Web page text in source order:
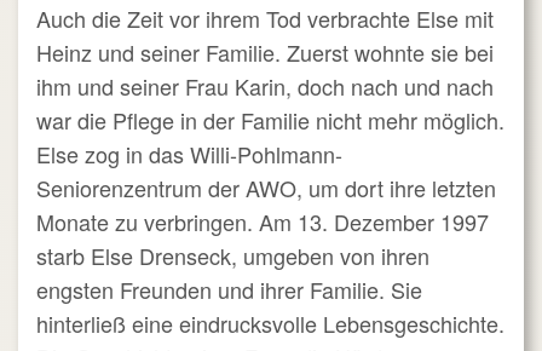
Auch die Zeit vor ihrem Tod verbrachte Else mit
Heinz und seiner Familie. Zuerst wohnte sie bei
ihm und seiner Frau Karin, doch nach und nach
war die Pflege in der Familie nicht mehr möglich.
Else zog in das Willi-Pohlmann-
Seniorenzentrum der AWO, um dort ihre letzten
Monate zu verbringen. Am 13. Dezember 1997
starb Else Drenseck, umgeben von ihren
engsten Freunden und ihrer Familie. Sie
hinterließ eine eindrucksvolle Lebensgeschichte.